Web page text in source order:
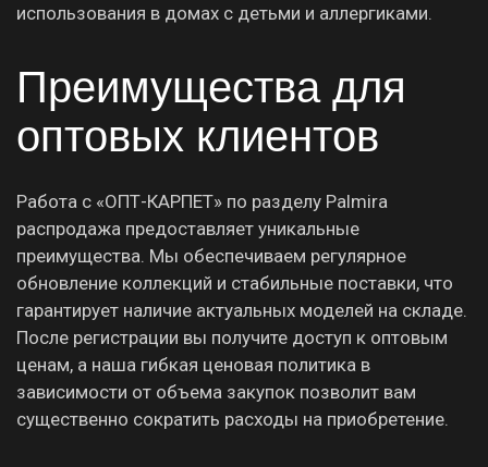
использования в домах с детьми и аллергиками.
Преимущества для
оптовых клиентов
Работа с «ОПТ-КАРПЕТ» по разделу Palmira
распродажа предоставляет уникальные
преимущества. Мы обеспечиваем регулярное
обновление коллекций и стабильные поставки, что
гарантирует наличие актуальных моделей на складе.
После регистрации вы получите доступ к оптовым
ценам, а наша гибкая ценовая политика в
зависимости от объема закупок позволит вам
существенно сократить расходы на приобретение.